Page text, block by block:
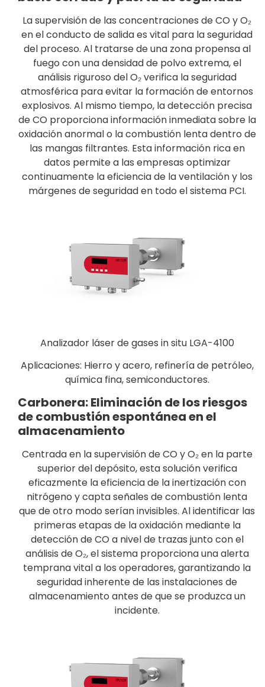
La supervisión de las concentraciones de CO y O₂
en el conducto de salida es vital para la seguridad
del proceso. Al tratarse de una zona propensa al
fuego con una densidad de polvo extrema, el
análisis riguroso del O₂ verifica la seguridad
atmosférica para evitar la formación de entornos
explosivos. Al mismo tiempo, la detección precisa
de CO proporciona información inmediata sobre la
oxidación anormal o la combustión lenta dentro de
las mangas filtrantes. Esta información rica en
datos permite a las empresas optimizar
continuamente la eficiencia de la ventilación y los
márgenes de seguridad en todo el sistema PCI.
Analizador láser de gases in situ LGA-4100
Aplicaciones: Hierro y acero, refinería de petróleo,
química fina, semiconductores.
Carbonera: Eliminación de los riesgos
de combustión espontánea en el
almacenamiento
Centrada en la supervisión de CO y O₂ en la parte
superior del depósito, esta solución verifica
eficazmente la eficiencia de la inertización con
nitrógeno y capta señales de combustión lenta
que de otro modo serían invisibles. Al identificar las
primeras etapas de la oxidación mediante la
detección de CO a nivel de trazas junto con el
análisis de O₂, el sistema proporciona una alerta
temprana vital a los operadores, garantizando la
seguridad inherente de las instalaciones de
almacenamiento antes de que se produzca un
incidente.